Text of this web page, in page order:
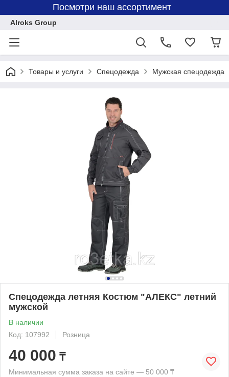
Посмотри наш ассортимент
Alroks Group
Товары и услуги Спецодежда Мужская спецодежда
Спецодежда летняя Костюм "АЛЕКС" летний
мужской
В наличии
Код: 107992
Розница
40 000 ₸
Минимальная сумма заказа на сайте — 50 000 ₸